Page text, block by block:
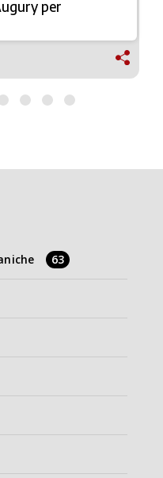
per
63